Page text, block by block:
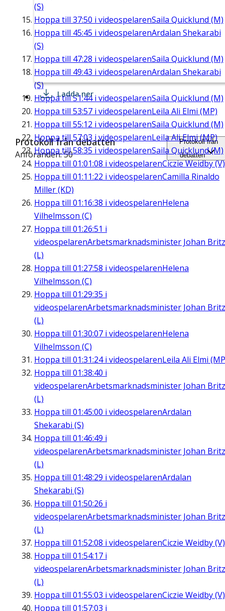
(S)
Hoppa till 37:50 i videospelarenSaila Quicklund (M)
Hoppa till 45:45 i videospelarenArdalan Shekarabi
(S)
Hoppa till 47:28 i videospelarenSaila Quicklund (M)
Hoppa till 49:43 i videospelarenArdalan Shekarabi
(S)
Hoppa till51:44i videospelarenSaila Quicklund (M)
Hoppa till 53:57 i videospelarenLeila Ali Elmi (MP)
Hoppa till 55:12 i videospelarenSaila Quicklund (M)
Hoppa till 57:03 i videospelarenLeila Ali Elmi (MP)
Hoppa till58:35 i videospelarenSaila Quicklund (M)
Hoppa till 01:01:08 i videospelarenCiczie Weidby (V)
Hoppa till 01:11:22 i videospelarenCamilla Rinaldo
Miller (KD)
Hoppa till 01:16:38 i videospelarenHelena
Vilhelmsson (C)
Hoppa till 01:26:51 i
videospelarenArbetsmarknadsminister Johan Britz
(L)
Hoppa till 01:27:58 i videospelarenHelena
Vilhelmsson (C)
Hoppa till 01:29:35 i
videospelarenArbetsmarknadsminister Johan Britz
(L)
Hoppa till 01:30:07 i videospelarenHelena
Vilhelmsson (C)
Hoppa till 01:31:24i videospelarenLeila Ali Elmi
Hoppa till 01:38:40 i
videospelarenArbetsmarknadsminister Johan Britz
(L)
Hoppa till 01:45:00 i videospelarenArdalan
Shekarabi (S)
Hoppa till 01:46:49 i
videospelarenArbetsmarknadsminister Johan Britz
(L)
Hoppa till 01:48:29 i videospelarenArdalan
Shekarabi (S)
Hoppa till 01:50:26 i
videospelarenArbetsmarknadsminister Johan Britz
(L)
Hoppa till 01:52:08 i videospelarenCiczie Weidby (V)
Hoppa till 01:54:17 i
videospelarenArbetsmarknadsminister Johan Britz
(L)
Hoppa till 01:55:03 i videospelarenCiczie Weidby (V)
Hoppa till 01:57:03 i
Ladda ner
Protokoll från debatten
Anföranden: 50
Protokoll från
debatten